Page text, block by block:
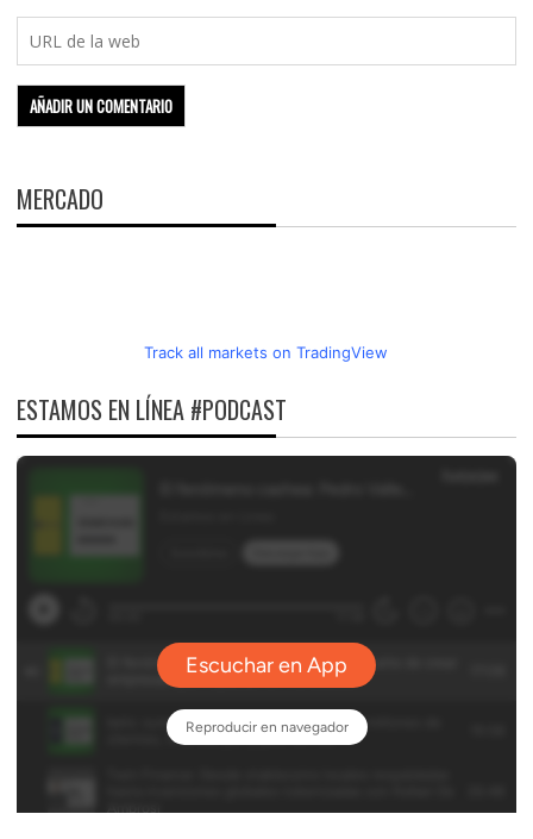
MERCADO
Track all markets on TradingView
ESTAMOS EN LÍNEA #PODCAST